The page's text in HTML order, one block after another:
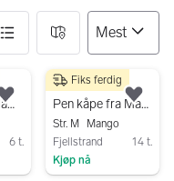
Mango kåpe dame svart viskose str S
6 t.
Legg til som favoritt.
500 kr
Pen kåpe fra Mango i str M
Str. M
Mango
Fjellstrand
14 t.
Kjøp nå
Fiks ferdig